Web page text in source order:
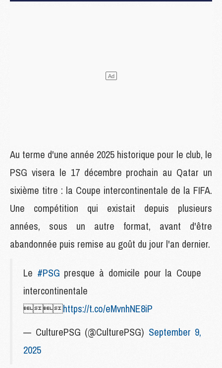
Au terme d'une année 2025 historique pour le club, le
PSG visera le 17 décembre prochain au Qatar un
sixième titre : la Coupe intercontinentale de la FIFA.
Une compétition qui existait depuis plusieurs
années, sous un autre format, avant d'être
abandonnée puis remise au goût du jour l'an dernier.
Le #PSG presque à domicile pour la Coupe
intercontinentale
https://t.co/eMvnhNE8iP
— CulturePSG (@CulturePSG) September 9,
2025